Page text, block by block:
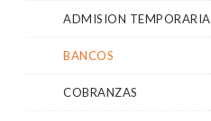
ADMISION TEMPORARIA
BANCOS
COBRANZAS